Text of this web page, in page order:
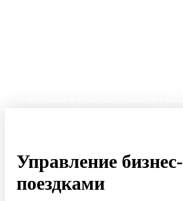
Управление бизнес-
поездками